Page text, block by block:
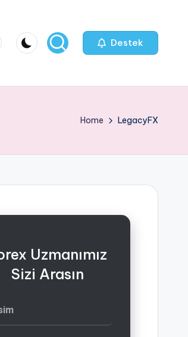
Destek
Home LegacyFX
Uzmanımız
Sizi Arasın